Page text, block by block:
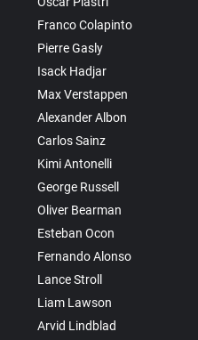
Franco Colapinto
Pierre Gasly
Isack Hadjar
Max Verstappen
Alexander Albon
Carlos Sainz
Kimi Antonelli
George Russell
Oliver Bearman
Esteban Ocon
Fernando Alonso
Lance Stroll
Liam Lawson
Arvid Lindblad